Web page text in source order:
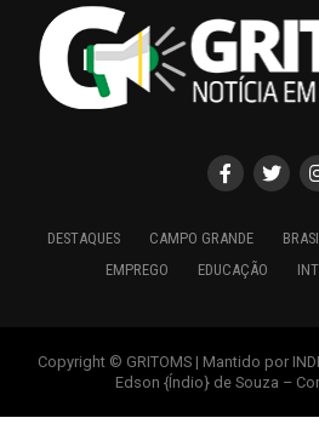
DESTAQUES CAMPO GRANDE
EMPREGO
EDUCAÇÃO
Copyright © GRITOMS | Mantido por
Edson {Índio} de Souza –